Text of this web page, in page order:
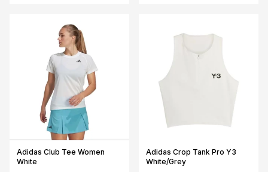
Adidas Club Tee Women
White
Adidas Crop Tank Pro Y3
White/Grey